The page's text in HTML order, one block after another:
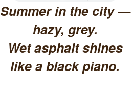
Summer in the city —
hazy, grey.
Wet asphalt shines
like a black piano.